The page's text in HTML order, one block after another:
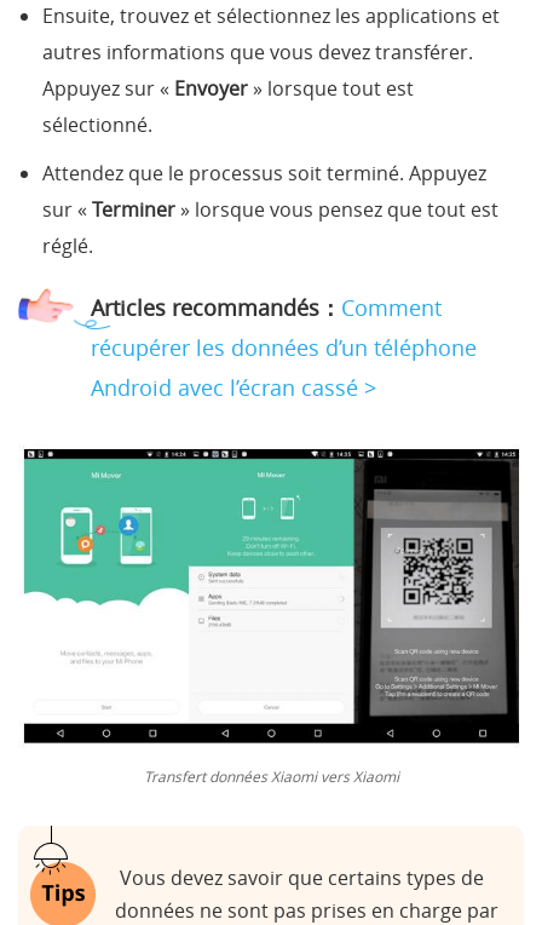
Ensuite, trouvez et sélectionnez les applications et
autres informations que vous devez transférer.
Appuyez sur « Envoyer» lorsque tout est
sélectionné.
Attendez que le processus soit terminé. Appuyez
sur « Terminer» lorsque vous pensez que tout est
réglé.
Articles recommandés： Comment
récupérer les données d’un téléphone
Android avec l’écran cassé >
Transfert données Xiaomi vers Xiaomi
Vous devez savoir que certains types de
données ne sont pas prises en charge par